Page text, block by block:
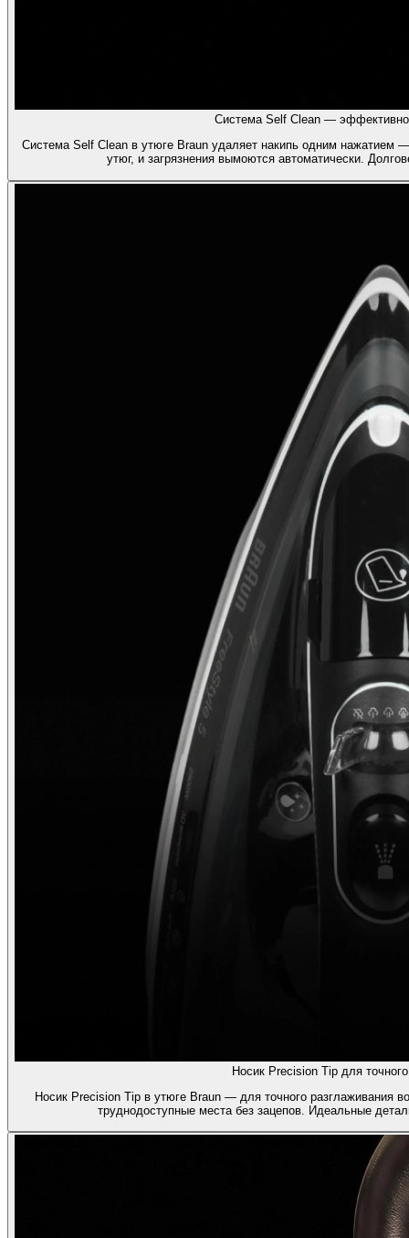
Система Self Clean —
Система Self Clean в утюге Braun удаляет накипь одним нажатием
утюг, и загрязнения вымоются автоматически.
Носик Precision Tip для
Носик Precision Tip в утюге Braun — для точного разглаживания
труднодоступные места без зацепов. Идеальные